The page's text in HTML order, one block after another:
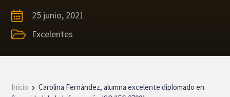
25 junio, 2021
Excelentes
Inicio
Carolina Fernández, alumna excelente diplomado en